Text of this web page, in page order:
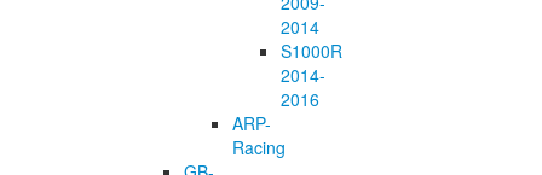
2014
S1000R
2014-
2016
ARP-
Racing